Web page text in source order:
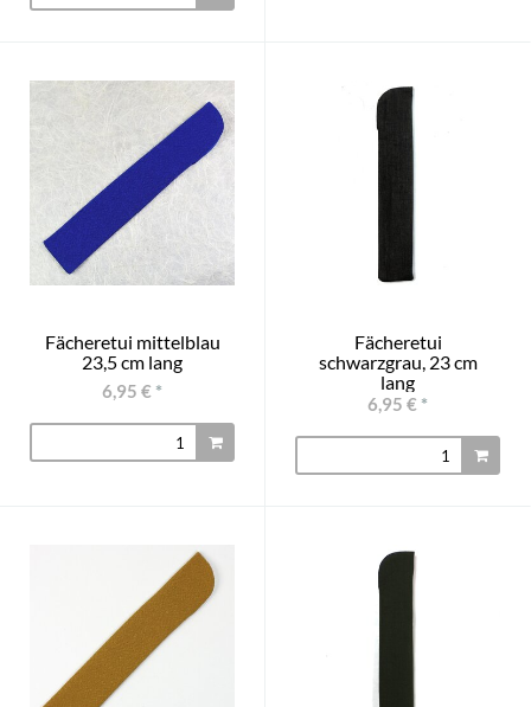
Fächeretui mittelblau
23,5 cm lang
6,95 € *
Fächeretui
schwarzgrau, 23 cm
lang
6,95 € *